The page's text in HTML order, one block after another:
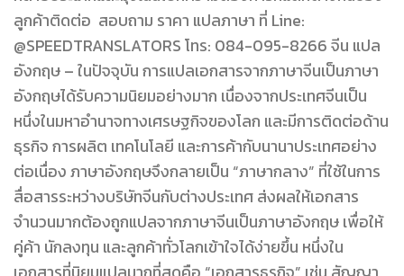
ลูกค้าติดต่อ สอบถาม ราคา แปลภาษา ที่ Line:
@SPEEDTRANSLATORS โทร: 084-095-8266 จีน แปล
อังกฤษ – ในปัจจุบัน การแปลเอกสารจากภาษาจีนเป็นภาษา
อังกฤษได้รับความนิยมอย่างมาก เนื่องจากประเทศจีนเป็น
หนึ่งในมหาอำนาจทางเศรษฐกิจของโลก และมีการติดต่อด้าน
ธุรกิจ การผลิต เทคโนโลยี และการค้ากับนานาประเทศอย่าง
ต่อเนื่อง ภาษาอังกฤษจึงกลายเป็น “ภาษากลาง” ที่ใช้ในการ
สื่อสารระหว่างบริษัทจีนกับต่างประเทศ ส่งผลให้เอกสาร
จำนวนมากต้องถูกแปลจากภาษาจีนเป็นภาษาอังกฤษ เพื่อให้
คู่ค้า นักลงทุน และลูกค้าทั่วโลกเข้าใจได้ง่ายขึ้น หนึ่งใน